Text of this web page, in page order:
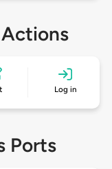
Log in
Ports